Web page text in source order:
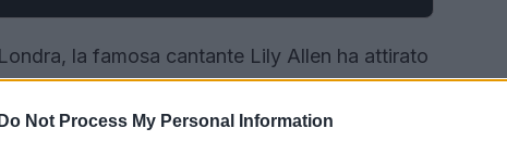
Do Not Process My Personal Information
la famosa cantante Lily Allen ha attirato
il concetto di eleganza e audacia.
firmato Dior, l’artista ha trasformato